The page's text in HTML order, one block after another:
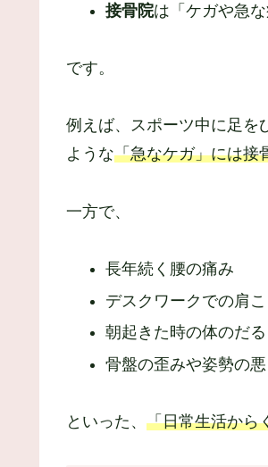
接骨院は「ケガや急な
です。
例えば、スポーツ中に足を
ような「急なケガ」には接
一方で、
長年続く腰の痛み
デスクワークでの肩
朝起きた時の体のだる
骨盤の歪みや姿勢の
といった、 「日常生活から